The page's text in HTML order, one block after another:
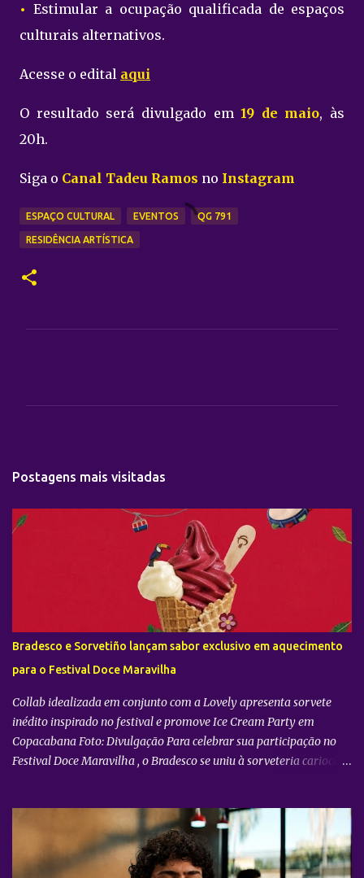
• Estimular a ocupação qualificada de espaços
culturais alternativos.
Acesse o edital aqui
O resultado será divulgado em19 de maio, às
20h.
Siga o Canal Tadeu Ramos no Instagram
ESPAÇO CULTURAL EVENTOS QG 791
RESIDÊNCIA ARTÍSTICA
r
Postagens mais visitadas
Bradesco e Sorvetiño lançam sabor exclusivo em aquecimento
para o Festival Doce Maravilha
Collab idealizada em conjunto com a Lovely apresenta sorvete
inédito inspirado no festival e promove Ice Cream Party em
Copacabana Foto: Divulgação Para celebrar sua participação no
Festival Doce Maravilha , o Bradesco se uniu à sorveteria carioca
receita valoriza a riqueza dos sabores brasileiros ao combinar
açaí, acerola, amora, goiabada e ganache de cumaru, em uma
criação que traduz a diversidade e a criatividade da cultura